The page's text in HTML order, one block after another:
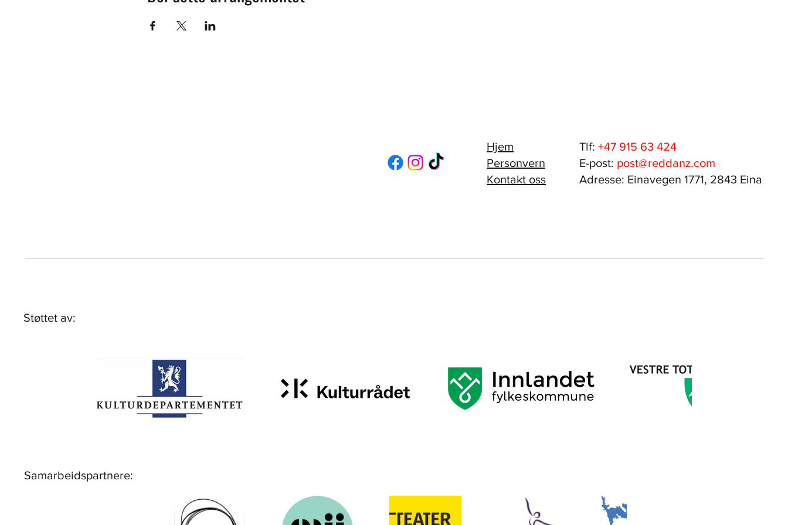
Hjem
Personvern
Kontakt oss
Tlf: +47 915 63 424
E-post: post@reddanz.com
Adresse: Einavegen 1771, 2843 Eina
Støttet av:
Samarbeidspartnere: